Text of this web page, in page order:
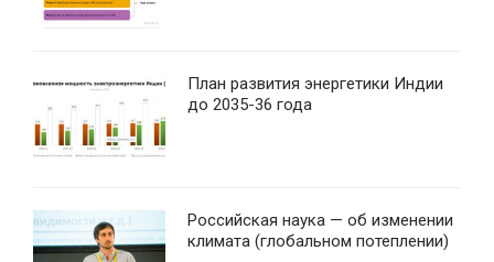
План развития энергетики Индии
до 2035-36 года
Российская наука — об изменении
климата (глобальном потеплении)